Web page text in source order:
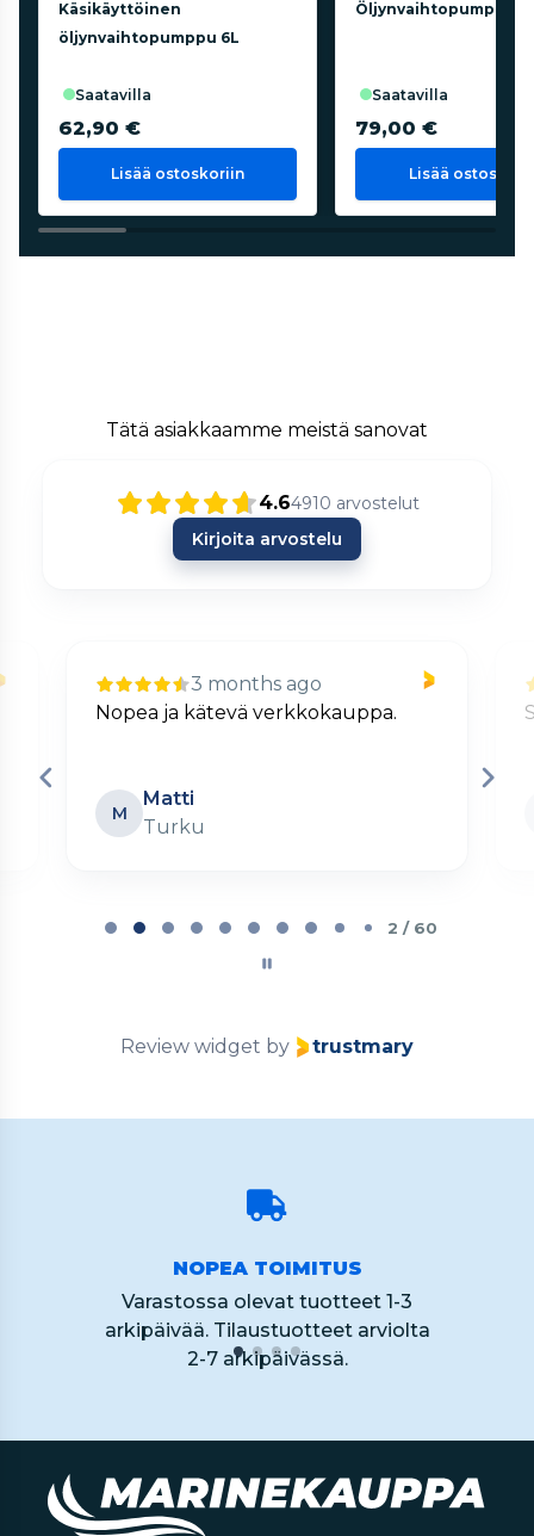
Käsikäyttöinen
öljynvaihtopumppu 6L
saatavilla
62,90 €
Lisää ostoskoriin
Öljynvaihtopumppu
saatavilla
79,00 €
Lisää
Tätä asiakkaamme meistä sanovat
4.64910 arvostelut
Kirjoita arvostelu
3 months ago
Nopea ja kätevä verkkokauppa.
M
Matti
Turku
2 / 60
Review widget by trustmary
NOPEA TOIMITUS
Varastossa olevat tuotteet 1-3
arkipäivää. Tilaustuotteet arviolta
2-7 arkipäivässä.